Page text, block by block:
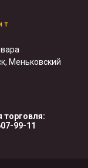
Меньковский
торговля:
99-11